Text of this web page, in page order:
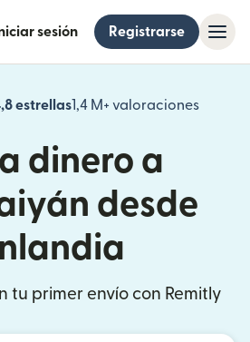
sesión Registrarse
estrellas1,4 M+ valoraciones
(se
dinero a
desde
tu primer envío con Remitly